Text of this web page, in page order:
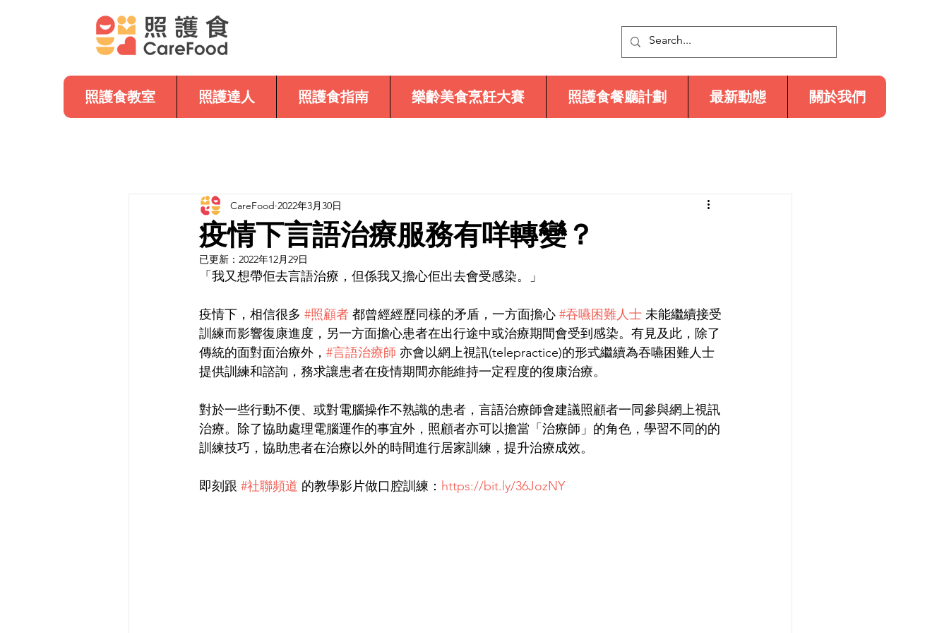
照護食教室 照護達人 照護食指南 樂齡美食烹飪大賽 照護食餐廳計劃 最新動態 關於我們
疫情下言語治療服務有咩轉變？
CareFood 2022年3月30日
已更新： 2022年12月29日
「我又想帶佢去言語治療，但係我又擔心佢出去會受感染。」
疫情下，相信很多 #照顧者 都曾經經歷同樣的矛盾，一方面擔心 #吞嚥困難人士 未能繼續接受
訓練而影響復康進度，另一方面擔心患者在出行途中或治療期間會受到感染。有見及此，除了
傳統的面對面治療外， #言語治療師 亦會以網上視訊(telepractice)的形式繼續為吞嚥困難人士
提供訓練和諮詢，務求讓患者在疫情期間亦能維持一定程度的復康治療。
對於一些行動不便、或對電腦操作不熟識的患者，言語治療師會建議照顧者一同參與網上視訊
治療。除了協助處理電腦運作的事宜外，照顧者亦可以擔當「治療師」的角色，學習不同的的
訓練技巧，協助患者在治療以外的時間進行居家訓練，提升治療成效。
即刻跟 #社聯頻道 的教學影片做口腔訓練： https://bit.ly/36JozNY